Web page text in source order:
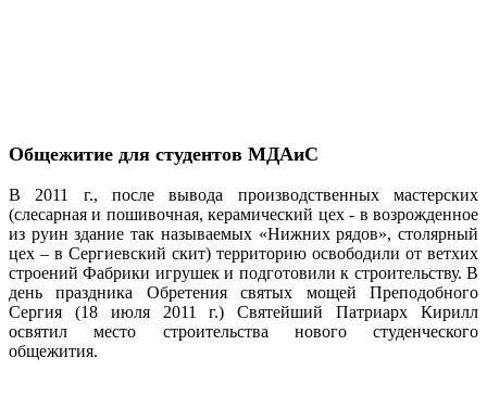
Общежитие для студентов МДАиС
В 2011 г., после вывода производственных мастерских
(слесарная и пошивочная, керамический цех - в возрожденное
из руин здание так называемых «Нижних рядов», столярный
цех – в Сергиевский скит) территорию освободили от ветхих
строений Фабрики игрушек и подготовили к строительству. В
день праздника Обретения святых мощей Преподобного
Сергия (18 июля 2011 г.) Святейший Патриарх Кирилл
освятил место строительства нового студенческого
общежития.